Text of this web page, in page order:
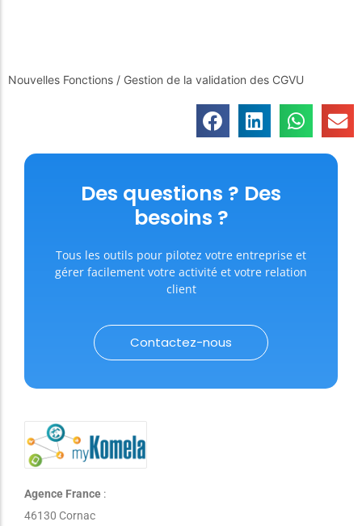
Nouvelles Fonctions / Gestion de la validation des CGVU
Des questions ? Des
besoins ?
Tous les outils pour pilotez votre entreprise et
gérer facilement votre activité et votre relation
client
Contactez-nous
Agence France :
46130 Cornac